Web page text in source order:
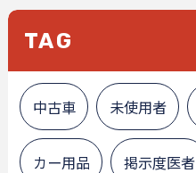
TAG
中古車 未使用者
カー用品 掲示度医者